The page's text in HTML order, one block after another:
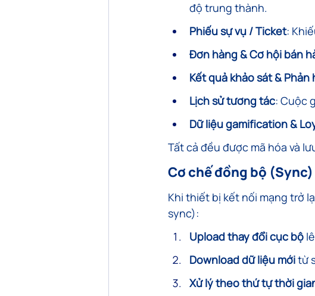
độ trung thành.
Phiếu sự vụ / Ticket:
Đơn hàng & Cơ hội bán
Kết quả khảo sát & Phản
Lịch sử tương tác: Cuộc
Dữ liệu gamification &
Tất cả đều được mã hóa và
Cơ chế đồng bộ
Khi thiết bị kết nối mạng trở
sync):
Upload thay đổi cục bộ
Download dữ liệu mới từ
Xử lý theo thứ tự thời